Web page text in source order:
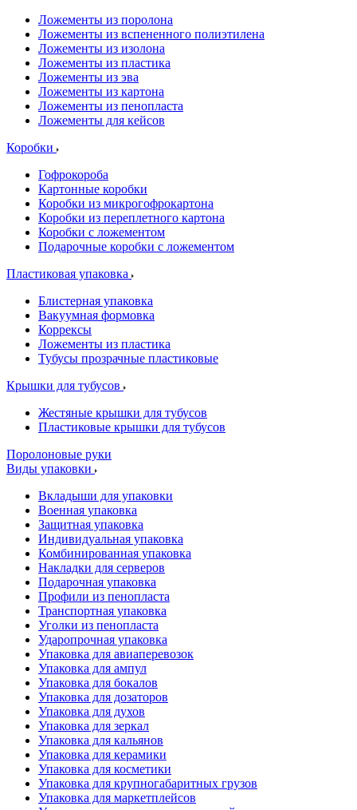
Ложементы из поролона
Ложементы из вспененного полиэтилена
Ложементы из изолона
Ложементы из пластика
Ложементы из эва
Ложементы из картона
Ложементы из пенопласта
Ложементы для кейсов
Коробки
Гофрокороба
Картонные коробки
Коробки из микрогофрокартона
Коробки из переплетного картона
Коробки с ложементом
Подарочные коробки с ложементом
Пластиковая упаковка
Блистерная упаковка
Вакуумная формовка
Коррексы
Ложементы из пластика
Тубусы прозрачные пластиковые
Крышки для тубусов
Жестяные крышки для тубусов
Пластиковые крышки для тубусов
Поролоновые руки
Виды упаковки
Вкладыши для упаковки
Военная упаковка
Защитная упаковка
Индивидуальная упаковка
Комбинированная упаковка
Накладки для серверов
Подарочная упаковка
Профили из пенопласта
Транспортная упаковка
Уголки из пенопласта
Ударопрочная упаковка
Упаковка для авиаперевозок
Упаковка для ампул
Упаковка для бокалов
Упаковка для дозаторов
Упаковка для духов
Упаковка для зеркал
Упаковка для кальянов
Упаковка для керамики
Упаковка для косметики
Упаковка для крупногабаритных грузов
Упаковка для маркетплейсов